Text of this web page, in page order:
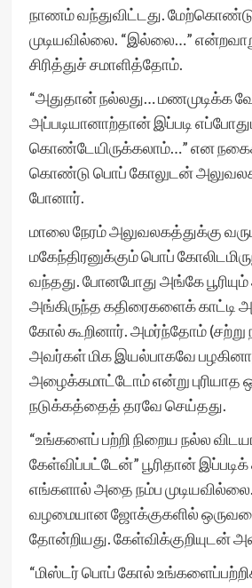
நாணம் வந்துவிட்டது. மேற்கொண்டு
முடியவில்லை. “இல்லை…”
சிரித்துச் சமாளித்தோம்.
“அதுதான் நல்லது… மணமுடிக்க
அப்படியானாற்தான் இப்படி
கொண்டேயிருக்கலாம்…” என
கொண்டு பொப் கோலுடன்
போனார்.
மாலை நேரம் அலுவலகத்துக்கு
மகேந்திரனுக்கும் பொப்
வந்தது. போனபோது அங்கே பூரியும்
அங்கிருந்த கதிரைகளைக் காட்டி
கோல் கூறினார். அமர்ந்தோம் (சற்று
அவர்கள் மிக இயல்பாகவே
அழைக்கமாட்டோம் என்று புரியாத
நடுக்கத்தைத் தரவே செய்தது.
“உங்களைப் பற்றி நிறைய நல்ல
கேள்விப்பட்டேன்” பூரிதான் இப்படிக்
எங்களால் அதை நம்ப
வழமையான ஜோக்குகளில்
தோன்றியது. கேள்விக்குறியுடன்
“மிஸ்டர் பொப் கோல்